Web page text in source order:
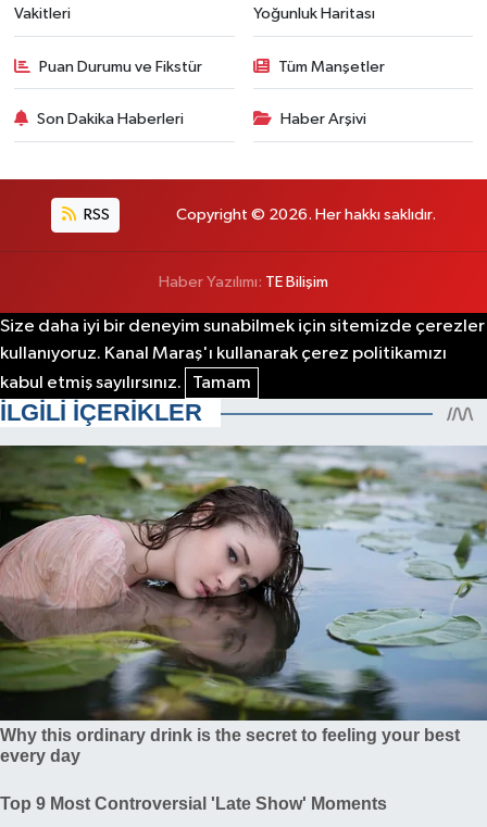
Vakitleri
Yoğunluk Haritası
Puan Durumu ve Fikstür Tüm Manşetler
Son Dakika Haberleri Haber Arşivi
RSS Copyright © 2026. Her hakkı saklıdır.
Haber Yazılımı: TE Bilişim
Size daha iyi bir deneyim sunabilmek için sitemizde çerezler
kullanıyoruz. Kanal Maraş'ı kullanarak çerez politikamızı
kabul etmiş sayılırsınız.
Tamam